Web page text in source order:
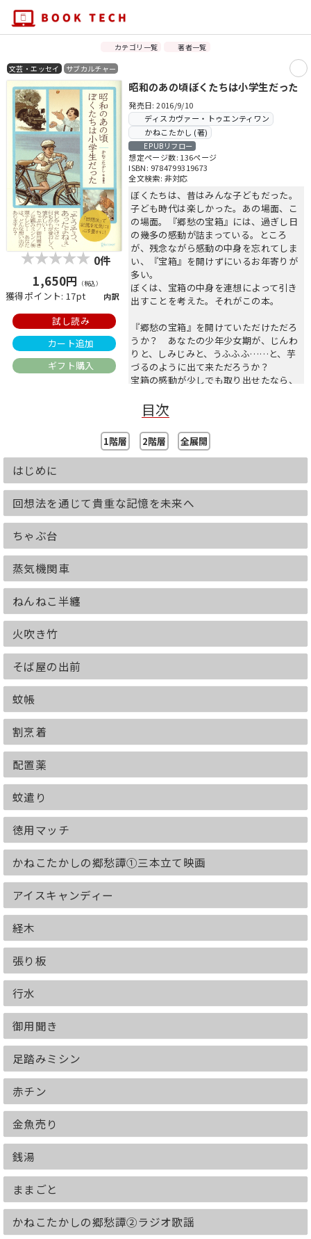
カテゴリ一覧 著者一覧
文芸・エッセイ サブカルチャー
0件
1,650円 （税込）
獲得ポイント: 17pt 内訳
試し読み
カート追加
ギフト購入
昭和のあの頃ぼくたちは小学生だった
発売日: 2016/9/10
ディスカヴァー・トゥエンティワン
かねこたかし (著)
EPUBリフロー
想定ページ数: 136ページ
ISBN: 9784799319673
全文検索: 非対応
ぼくたちは、昔はみんな子どもだった。
子ども時代は楽しかった。あの場面、こ
の場面。『郷愁の宝箱』には、過ぎし日
の幾多の感動が詰まっている。ところ
が、残念ながら感動の中身を忘れてしま
い、『宝箱』を開けずにいるお年寄りが
多い。
ぼくは、宝箱の中身を連想によって引き
出すことを考えた。それがこの本。
『郷愁の宝箱』を開けていただけただろ
うか？ あなたの少年少女期が、じんわ
りと、しみじみと、うふふふ……と、芋
づるのように出て来ただろうか？
宝箱の感動が少しでも取り出せたなら、
成就となる。
目次
1階層 2階層 全展開
はじめに
回想法を通じて貴重な記憶を未来へ
ちゃぶ台
蒸気機関車
ねんねこ半纏
火吹き竹
そば屋の出前
蚊帳
割烹着
配置薬
蚊遣り
徳用マッチ
かねこたかしの郷愁譚①三本立て映画
アイスキャンディー
経木
張り板
行水
御用聞き
足踏みミシン
赤チン
金魚売り
銭湯
ままごと
かねこたかしの郷愁譚②ラジオ歌謡